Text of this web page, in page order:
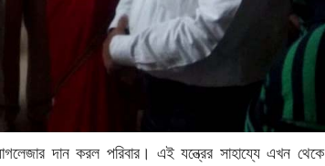
দান করল পরিবার। এই যন্ত্রের সাহায্যে এখন থেকে